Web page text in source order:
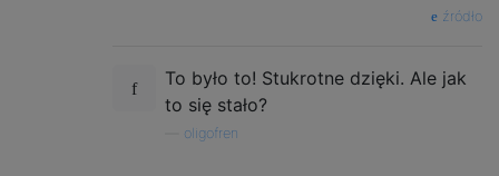
źródło
To było to! Stukrotne dzięki. Ale jak
to się stało?
oligofren